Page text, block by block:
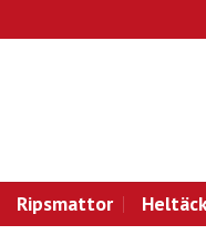
Ripsmattor